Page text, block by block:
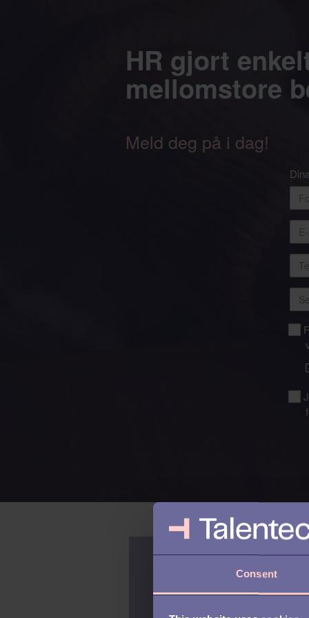
Consent
HR gjort
mellomstore
​​​​​​​Meld deg på i dag!